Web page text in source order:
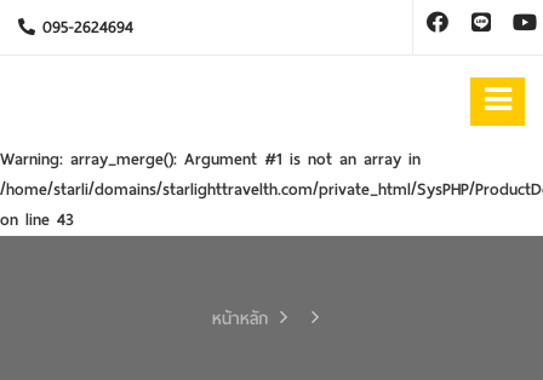
095-2624694
Warning: array_merge(): Argument #1 is not an array in
/home/starli/domains/starlighttravelth.com/private_html/SysPHP/
on line 43
หน้าหลัก